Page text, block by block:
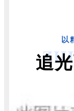
以
追